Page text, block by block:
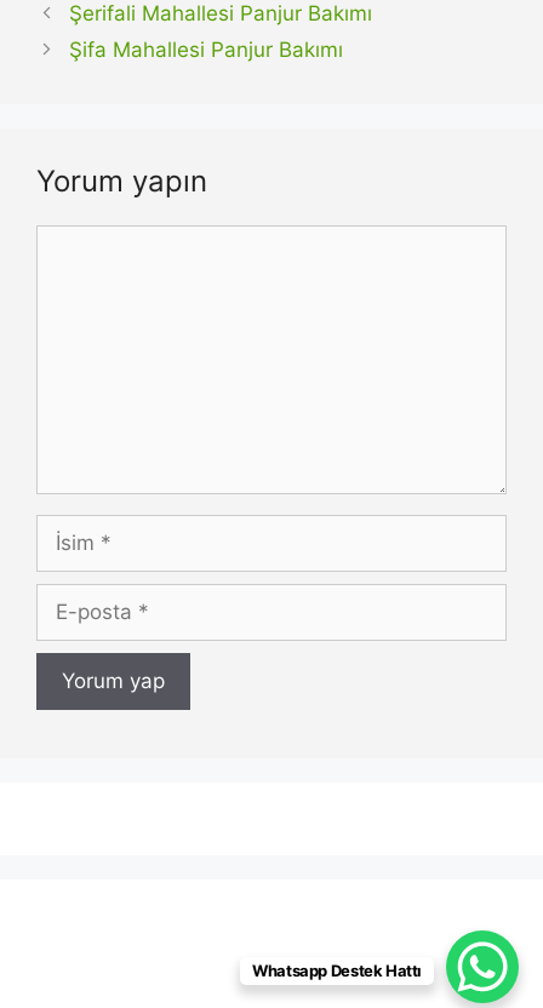
Şerifali Mahallesi Panjur Bakımı
Şifa Mahallesi Panjur Bakımı
Yorum yapın
İsim
posta
Whatsapp Destek Hattı